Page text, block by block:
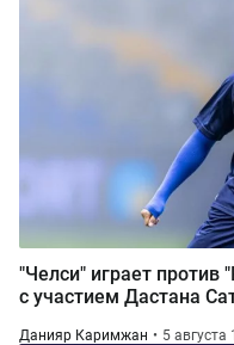
"Челси" играет против
с участием Дастана
Данияр Каримжан 5 августа